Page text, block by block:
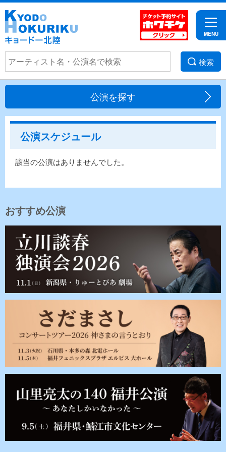
検索
公演を探す
公演スケジュール
該当の公演はありませんでした。
おすすめ公演